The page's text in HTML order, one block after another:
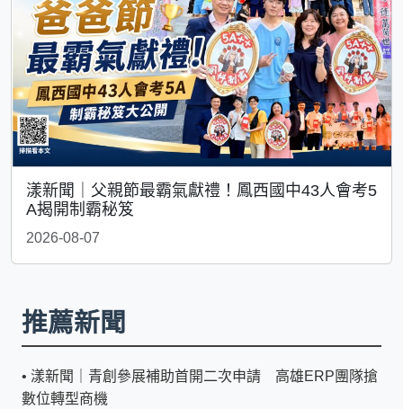
漾新聞｜父親節最霸氣獻禮！鳳西國中43人會考5
A揭開制霸秘笈
2026-08-07
推薦新聞
• 漾新聞｜青創參展補助首開二次申請 高雄ERP團隊搶
數位轉型商機